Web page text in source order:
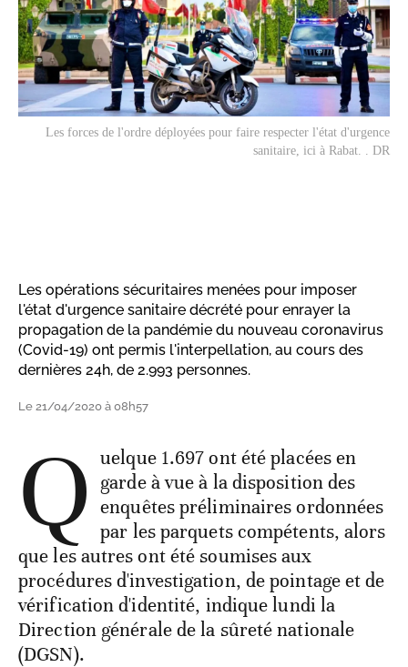
Les forces de l'ordre déployées pour faire respecter l'état d'urgence
sanitaire, ici à Rabat. . DR
Les opérations sécuritaires menées pour imposer
l'état d'urgence sanitaire décrété pour enrayer la
propagation de la pandémie du nouveau coronavirus
(Covid-19) ont permis l'interpellation, au cours des
dernières 24h, de 2.993 personnes.
Le 21/04/2020 à 08h57
Q uelque 1.697 ont été placées en
garde à vue à la disposition des
enquêtes préliminaires ordonnées
par les parquets compétents, alors
que les autres ont été soumises aux
procédures d'investigation, de pointage et de
vérification d'identité, indique lundi la
Direction générale de la sûreté nationale
(DGSN).